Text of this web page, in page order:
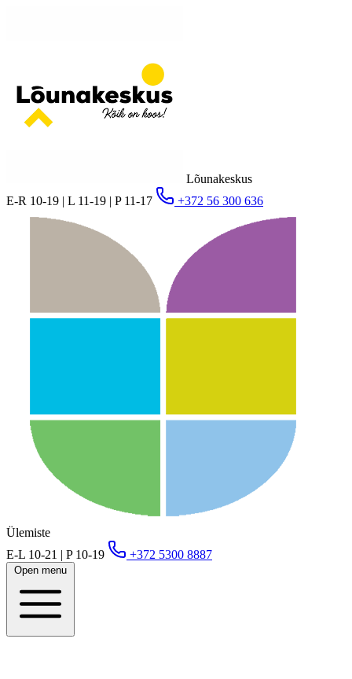
Lõunakeskus
E-R 10-19 | L 11-19 | P 11-17
+372 56 300 636
Ülemiste
E-L 10-21 | P 10-19
+372 5300 8887
Open menu